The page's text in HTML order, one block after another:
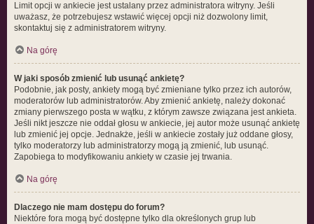
Limit opcji w ankiecie jest ustalany przez administratora witryny. Jeśli
uważasz, że potrzebujesz wstawić więcej opcji niż dozwolony limit,
skontaktuj się z administratorem witryny.
Na górę
W jaki sposób zmienić lub usunąć ankietę?
Podobnie, jak posty, ankiety mogą być zmieniane tylko przez ich autorów,
moderatorów lub administratorów. Aby zmienić ankietę, należy dokonać
zmiany pierwszego posta w wątku, z którym zawsze związana jest ankieta.
Jeśli nikt jeszcze nie oddał głosu w ankiecie, jej autor może usunąć ankietę
lub zmienić jej opcje. Jednakże, jeśli w ankiecie zostały już oddane głosy,
tylko moderatorzy lub administratorzy mogą ją zmienić, lub usunąć.
Zapobiega to modyfikowaniu ankiety w czasie jej trwania.
Na górę
Dlaczego nie mam dostępu do forum?
Niektóre fora mogą być dostępne tylko dla określonych grup lub